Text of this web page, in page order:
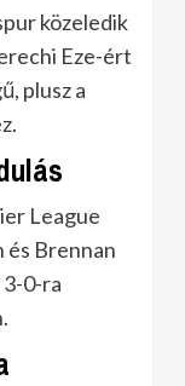
közeledik
Eze-ért
plusz a
League
és Brennan
0-ra